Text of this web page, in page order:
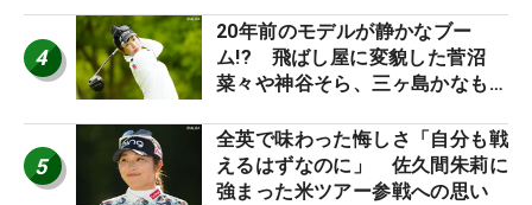
4
20年前のモデルが静かなブー
ム!? 飛ばし屋に変貌した菅沼
菜々や神谷そら、三ヶ島かなも使
ロたちの“飛ばしギア”】
5
全英で味わった悔しさ「自分も戦
えるはずなのに」 佐久間朱莉に
強まった米ツアー参戦への思い